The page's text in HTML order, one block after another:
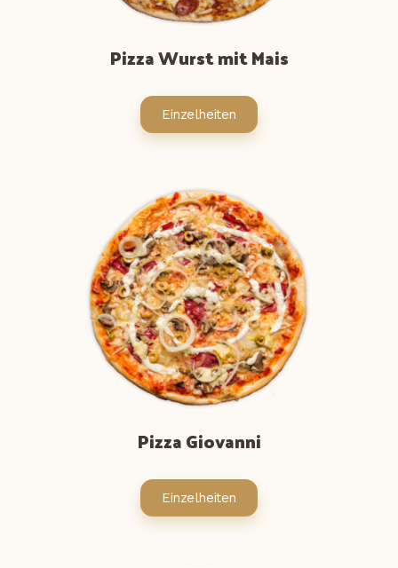
Pizza Wurst mit Mais
Einzelheiten
Pizza Giovanni
Einzelheiten